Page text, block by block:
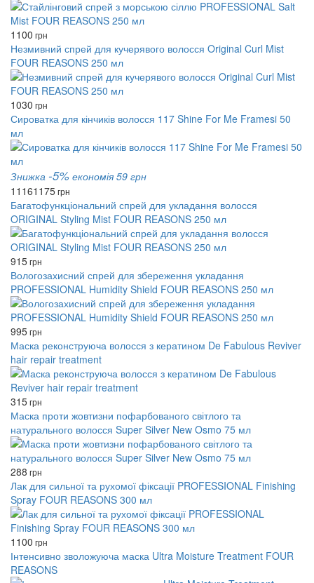
1100 грн
Незмивний спрей для кучерявого волосся Original Curl Mist
FOUR REASONS 250 мл
1030 грн
Сироватка для кінчиків волосся 117 Shine For Me Framesi 50
мл
Знижка -5% економія 59 грн
11161175грн
Багатофункціональний спрей для укладання волосся
ORIGINAL Styling Mist FOUR REASONS 250 мл
915грн
Вологозахисний спрей для збереження укладання
PROFESSIONAL Humidity Shield FOUR REASONS 250 мл
995грн
Маска реконструюча волосся з кератином De Fabulous Reviver
hair repair treatment
315грн
Маска проти жовтизни пофарбованого світлого та
натурального волосся Super Silver New Osmo 75 мл
288 грн
Лак для сильної та рухомої фіксації PROFESSIONAL Finishing
Spray FOUR REASONS 300 мл
1100 грн
Інтенсивно зволожуюча маска Ultra Moisture Treatment FOUR
REASONS